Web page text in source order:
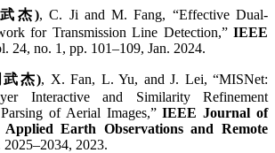
杰), C. Ji and M. Fang, “Effective Dual-
for Transmission Line Detection,”IEEE
24, no. 1, pp. 101–109, Jan. 2024.
武杰), X. Fan, L. Yu, and J. Lei, “MISNet:
Interactive and Similarity Refinement
of Aerial Images,”IEEE Journal of
Applied Earth Observations and Remote
2023.